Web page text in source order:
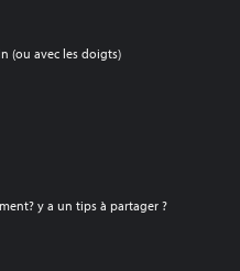
(ou avec les doigts)
y a un tips à partager ?